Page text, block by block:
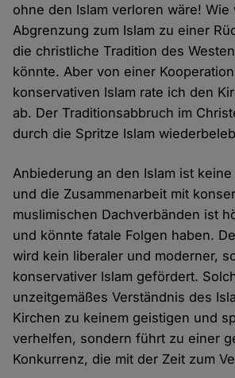
ohne den Islam verloren wäre! Wie
Abgrenzung zum Islam zu einer
die christliche Tradition des
könnte. Aber von einer
konservativen Islam rate ich den
ab. Der Traditionsabbruch im
durch die Spritze Islam
Anbiederung an den Islam ist
und die Zusammenarbeit mit
muslimischen Dachverbänden ist
und könnte fatale Folgen haben.
wird kein liberaler und moderner,
konservativer Islam gefördert.
unzeitgemäßes Verständnis des
Kirchen zu keinem geistigen und
verhelfen, sondern führt zu einer
Konkurrenz, die mit der Zeit zum